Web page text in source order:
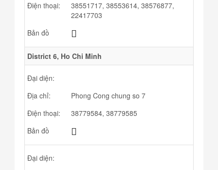
Điện thoại:
38551717, 38553614, 38576877,
22417703
Bản đồ
District 6, Ho Chi Minh
Đại diện:
Địa chỉ:
Phong Cong chung so 7
Điện thoại:
38779584, 38779585
Bản đồ
Đại diện: